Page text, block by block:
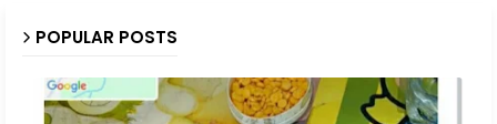
POPULAR POSTS